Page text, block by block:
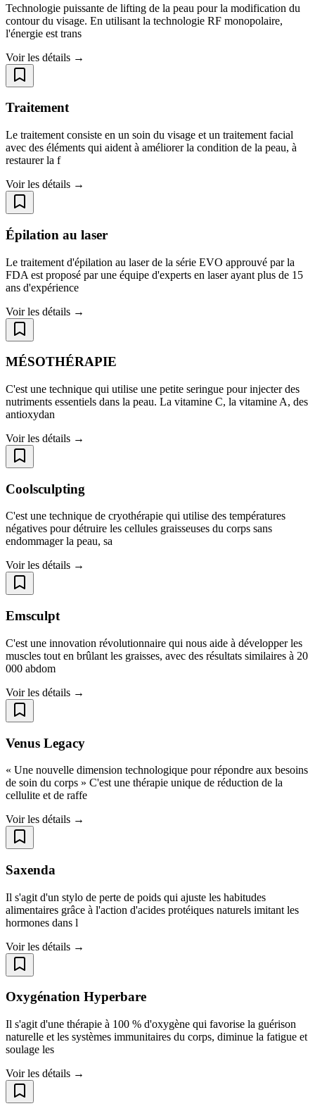
Technologie puissante de lifting de la peau pour la modification du
contour du visage. En utilisant la technologie RF monopolaire,
l'énergie est trans
Voir les détails →
Traitement
Le traitement consiste en un soin du visage et un traitement facial
avec des éléments qui aident à améliorer la condition de la peau, à
restaurer la f
Voir les détails →
Épilation au laser
Le traitement d'épilation au laser de la série EVO approuvé par la
FDA est proposé par une équipe d'experts en laser ayant plus de 15
ans d'expérience
Voir les détails →
MÉSOTHÉRAPIE
C'est une technique qui utilise une petite seringue pour injecter des
nutriments essentiels dans la peau. La vitamine C, la vitamine A, des
antioxydan
Voir les détails →
Coolsculpting
C'est une technique de cryothérapie qui utilise des températures
négatives pour détruire les cellules graisseuses du corps sans
endommager la peau, sa
Voir les détails →
Emsculpt
C'est une innovation révolutionnaire qui nous aide à développer les
muscles tout en brûlant les graisses, avec des résultats similaires à 20
000 abdom
Voir les détails →
Venus Legacy
« Une nouvelle dimension technologique pour répondre aux besoins
de soin du corps » C'est une thérapie unique de réduction de la
cellulite et de raffe
Voir les détails →
Saxenda
Il s'agit d'un stylo de perte de poids qui ajuste les habitudes
alimentaires grâce à l'action d'acides protéiques naturels imitant les
hormones dans l
Voir les détails →
Oxygénation Hyperbare
Il s'agit d'une thérapie à 100 % d'oxygène qui favorise la guérison
naturelle et les systèmes immunitaires du corps, diminue la fatigue et
soulage les
Voir les détails →